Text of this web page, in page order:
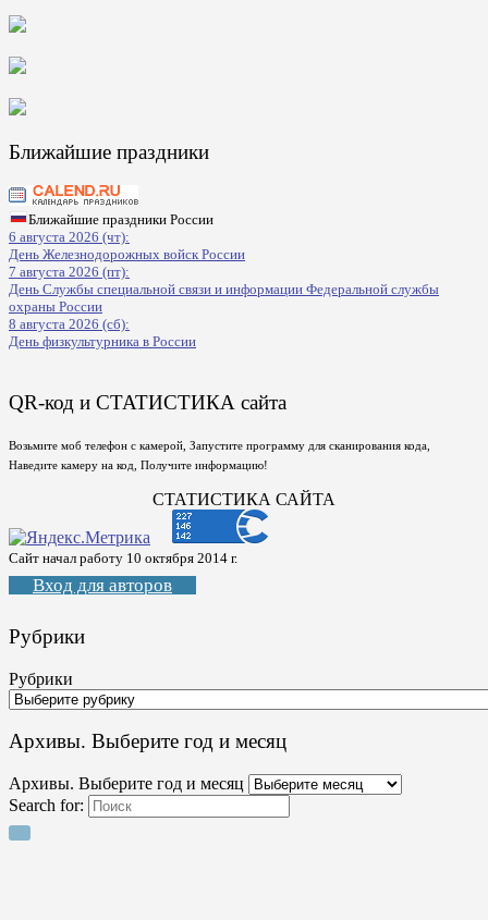
Ближайшие праздники
Ближайшие праздники России
6 августа 2026 (чт):
День Железнодорожных войск России
7 августа 2026 (пт):
День Службы специальной связи и информации Федеральной службы
охраны России
8 августа 2026 (сб):
День физкультурника в России
QR-код и СТАТИСТИКА сайта
Возьмите моб телефон с камерой, Запустите программу для сканирования кода,
Наведите камеру на код, Получите информацию!
СТАТИСТИКА САЙТА
Сайт начал работу 10 октября 2014 г.
Вход для авторов
Рубрики
Рубрики
Архивы. Выберите год и месяц
Архивы. Выберите год и месяц
Search for: